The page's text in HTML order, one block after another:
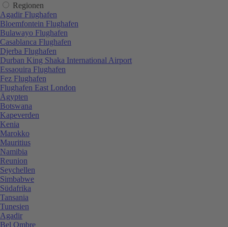
Regionen
Agadir Flughafen
Bloemfontein Flughafen
Bulawayo Flughafen
Casablanca Flughafen
Djerba Flughafen
Durban King Shaka International Airport
Essaouira Flughafen
Fez Flughafen
Flughafen East London
Ägypten
Botswana
Kapeverden
Kenia
Marokko
Mauritius
Namibia
Reunion
Seychellen
Simbabwe
Südafrika
Tansania
Tunesien
Agadir
Bel Ombre